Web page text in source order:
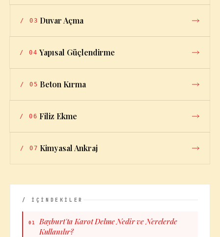
/ 03 Duvar Açma
/ 04 Yapısal Güçlendirme
/ 05 Beton Kırma
/ 06 Filiz Ekme
/ 07 Kimyasal Ankraj
/ İÇİNDEKİLER
01
Bayburt'ta Karot Delme Nedir ve Nerelerde
Kullanılır?